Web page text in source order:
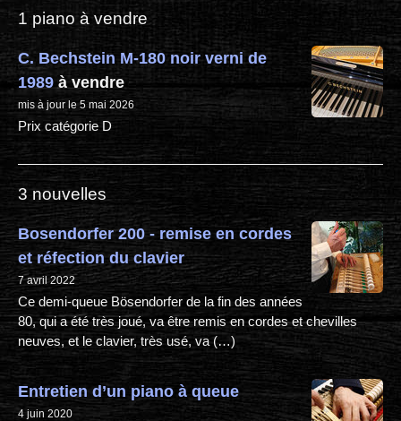
1 piano à vendre
C. Bechstein M-180 noir verni de
1989 à vendre
mis à jour le 5 mai 2026
Prix catégorie D
3 nouvelles
Bosendorfer 200 - remise en cordes
et réfection du clavier
7 avril 2022
Ce demi-queue Bösendorfer de la fin des années
80, qui a été très joué, va être remis en cordes et chevilles
neuves, et le clavier, très usé, va (…)
Entretien d’un piano à queue
4 juin 2020